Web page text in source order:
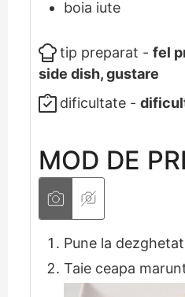
boia iute
tip preparat -fel
side dish, gustare
dificultate -
MOD DE
Pune la
Taie ceapa